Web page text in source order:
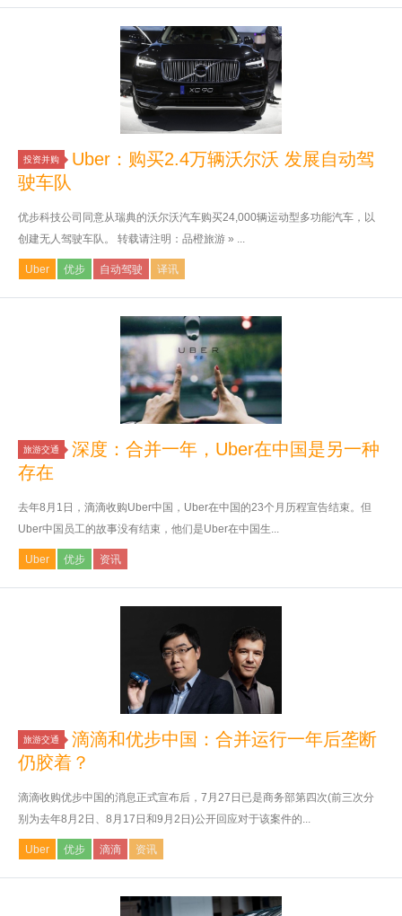
投资并购
Uber：购买2.4万辆沃尔沃 发展自动驾
驶车队
优步科技公司同意从瑞典的沃尔沃汽车购买24,000辆运动型多功能汽车，以
创建无人驾驶车队。 转载请注明：品橙旅游 » ...
Uber 优步 自动驾驶 译讯
旅游交通
深度：合并一年，Uber在中国是另一种
存在
去年8月1日，滴滴收购Uber中国，Uber在中国的23个月历程宣告结束。但
Uber中国员工的故事没有结束，他们是Uber在中国生...
Uber 优步 资讯
旅游交通
滴滴和优步中国：合并运行一年后垄断
仍胶着？
滴滴收购优步中国的消息正式宣布后，7月27日已是商务部第四次(前三次分
别为去年8月2日、8月17日和9月2日)公开回应对于该案件的...
Uber 优步 滴滴 资讯